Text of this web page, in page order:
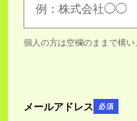
個人の方は空欄のままで構い
メールアドレス 必須